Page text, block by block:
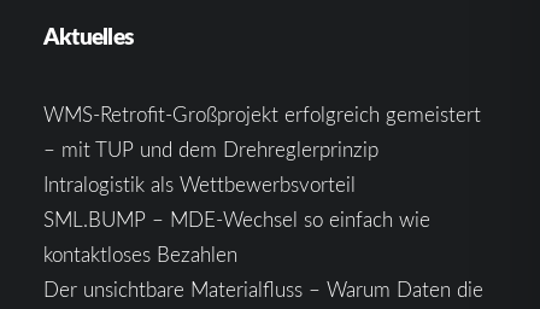
Aktuelles
WMS-Retrofit-Großprojekt erfolgreich gemeistert
– mit TUP und dem Drehreglerprinzip
Intralogistik als Wettbewerbsvorteil
SML.BUMP – MDE-Wechsel so einfach wie
kontaktloses Bezahlen
Der unsichtbare Materialfluss – Warum Daten die